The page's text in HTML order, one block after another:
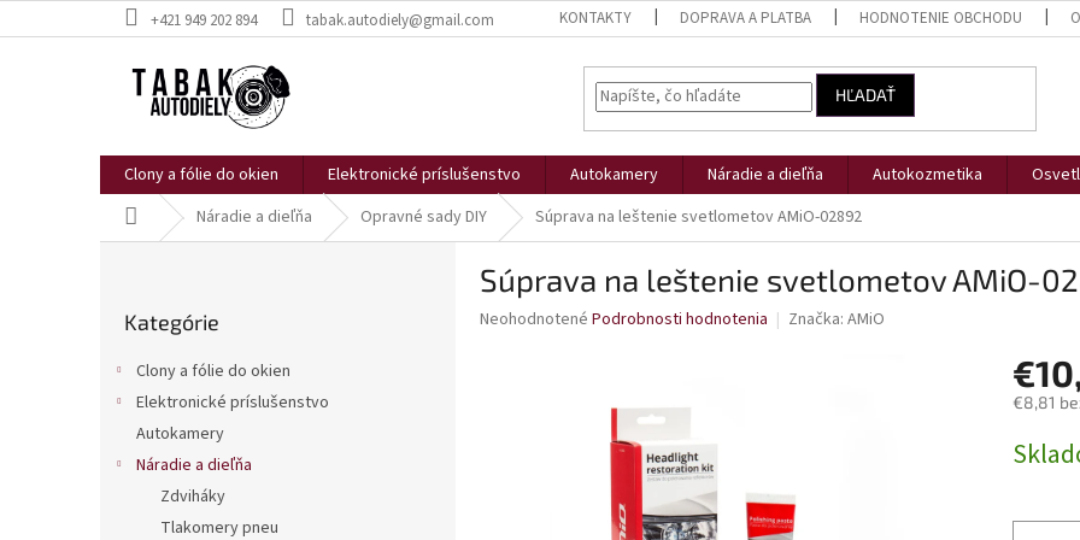
na
+421 949 202 894 tabak.autodiely@gmail.com KONTAKTY DOPRAVA A PLATBA HODNOTENIE OBCHODU
HĽADAŤ
Clony a fólie do okien Elektronické príslušenstvo Autokamery Náradie a dieľňa Autokozmetika
DomovNáradie a dieľňa Opravné sady DIY Súprava na leštenie svetlometov AMiO-02892
kategórie
Kategórie
Clony a fólie do okien
Elektronické príslušenstvo
Autokamery
Náradie a dieľňa
Zdviháky
Tlakomery pneu
Súprava na leštenie svetlometov AMiO-
Priemerné
Neohodnotené Podrobnosti hodnotenia Značka: AMiO
€8,81
cena: